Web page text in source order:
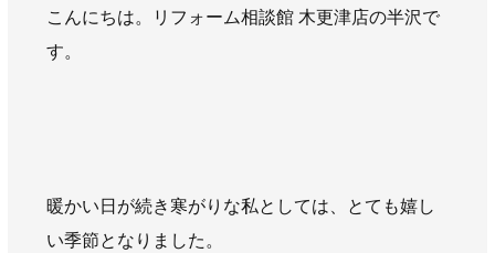
安房住宅について
社長ブログ イベント お知らせ
チラシ
AWAJYUブログ
安房住まいる
こんにちは。リフォーム相談館 木更津店の半沢で
す。
暖かい日が続き寒がりな私としては、とても嬉し
い季節となりました。